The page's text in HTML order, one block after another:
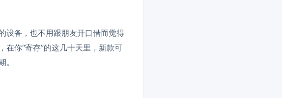
设备，也不用跟朋友开口借而觉得
在你“寄存”的这几十天里，新款可